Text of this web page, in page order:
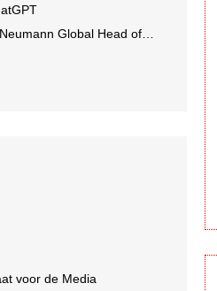
Global Head of Production
voor de Media